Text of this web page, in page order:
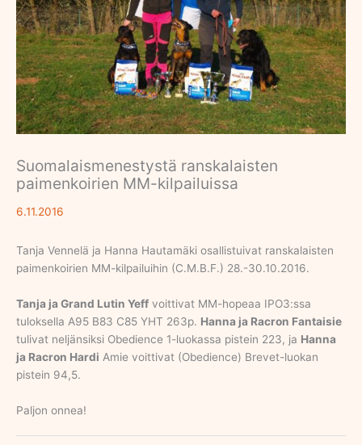
Suomalaismenestystä ranskalaisten
paimenkoirien MM-kilpailuissa
6.11.2016
Tanja Vennelä ja Hanna Hautamäki osallistuivat ranskalaisten
paimenkoirien MM-kilpailuihin (C.M.B.F.) 28.-30.10.2016.
Tanja ja Grand Lutin Yeff voittivat MM-hopeaa IPO3:ssa
tuloksella A95 B83 C85 YHT 263p. Hanna ja Racron Fantaisie
tulivat neljänsiksi Obedience 1-luokassa pistein 223, ja Hanna
ja Racron Hardi Amie voittivat (Obedience) Brevet-luokan
pistein 94,5.
Paljon onnea!